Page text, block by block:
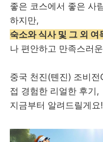
좋은 코스에서 좋은 사
하지만,
숙소와 식사 및 그 외
나 편안하고 만족스러
중국 천진(톈진) 조비
접 경험한 리얼한 후기,
지금부터 알려드릴게요!